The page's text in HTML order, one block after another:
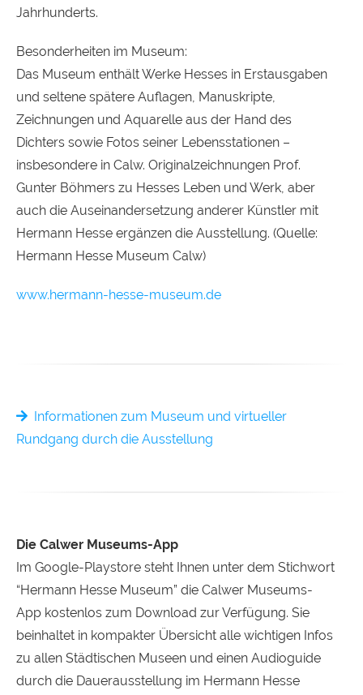
Jahrhunderts.
Besonderheiten im Museum:
Das Museum enthält Werke Hesses in Erstausgaben
und seltene spätere Auflagen, Manuskripte,
Zeichnungen und Aquarelle aus der Hand des
Dichters sowie Fotos seiner Lebensstationen –
insbesondere in Calw. Originalzeichnungen Prof.
Gunter Böhmers zu Hesses Leben und Werk, aber
auch die Auseinandersetzung anderer Künstler mit
Hermann Hesse ergänzen die Ausstellung. (Quelle:
Hermann Hesse Museum Calw)
www.hermann-hesse-museum.de
Informationen zum Museum und virtueller
Rundgang durch die Ausstellung
Die Calwer Museums-App
Im Google-Playstore steht Ihnen unter dem Stichwort
“Hermann Hesse Museum” die Calwer Museums-
App kostenlos zum Download zur Verfügung. Sie
beinhaltet in kompakter Übersicht alle wichtigen Infos
zu allen Städtischen Museen und einen Audioguide
durch die Dauerausstellung im Hermann Hesse